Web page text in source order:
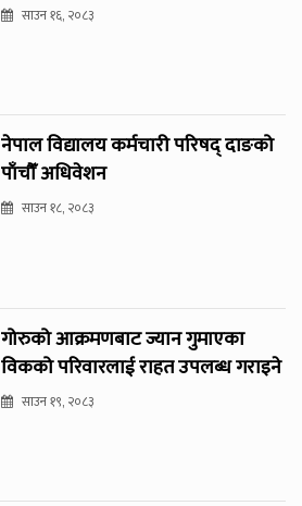
साउन १६, २०८३
नेपाल विद्यालय कर्मचारी परिषद् दाङको
पाँचौँ अधिवेशन
साउन १८, २०८३
गोरुको आक्रमणबाट ज्यान गुमाएका
विकको परिवारलाई राहत उपलब्ध गराइने
साउन १९, २०८३